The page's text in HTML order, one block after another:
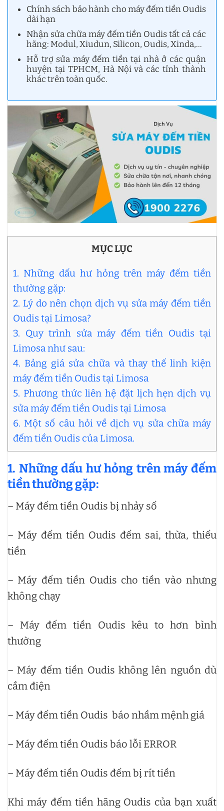
Chính sách bảo hành cho máy đếm tiền Oudis
dài hạn
Nhận sửa chữa máy đếm tiền Oudis tất cả các
hãng: Modul, Xiudun, Silicon, Oudis, Xinda,…
Hỗ trợ sửa máy đếm tiền tại nhà ở các quận
huyện tại TPHCM, Hà Nội và các tỉnh thành
khác trên toàn quốc.
MỤC LỤC
1. Những dấu hư hỏng trên máy đếm tiền
thường gặp:
2. Lý do nên chọn dịch vụ sửa máy đếm tiền
Oudis tại Limosa?
3. Quy trình sửa máy đếm tiền Oudis tại
Limosa như sau:
4. Bảng giá sửa chữa và thay thế linh kiện
máy đếm tiền Oudis tại Limosa
5. Phương thức liên hệ đặt lịch hẹn dịch vụ
sửa máy đếm tiền Oudis tại Limosa
6. Một số câu hỏi về dịch vụ sửa chữa máy
đếm tiền Oudis của Limosa.
1. Những dấu hư hỏng trên máy đếm
tiền thường gặp:
– Máy đếm tiền Oudis bị nhảy số
– Máy đếm tiền Oudis đếm sai, thừa, thiếu
tiền
– Máy đếm tiền Oudis cho tiền vào nhưng
không chạy
– Máy đếm tiền Oudis kêu to hơn bình
thường
– Máy đếm tiền Oudis không lên nguồn dù
cắm điện
– Máy đếm tiền Oudis báo nhầm mệnh giá
– Máy đếm tiền Oudis báo lỗi ERROR
– Máy đếm tiền Oudis đếm bị rít tiền
Khi máy đếm tiền hãng Oudis của bạn xuất